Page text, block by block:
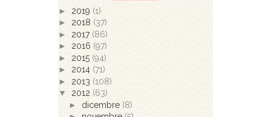
► 2019 (1)
► 2018 (37)
► 2017 (86)
► 2016 (97)
► 2015 (94)
► 2014 (71)
► 2013 (108)
▼ 2012 (63)
► dicembre (8)